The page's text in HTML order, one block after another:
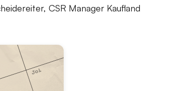
CSR Manager Kaufland